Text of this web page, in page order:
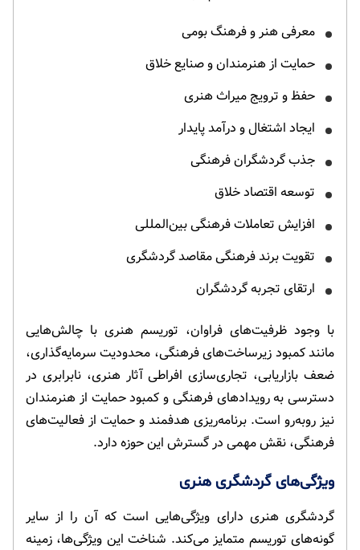
معرفی هنر و فرهنگ بومی
حمایت از هنرمندان و صنایع خلاق
حفظ و ترویج میراث هنری
ایجاد اشتغال و درآمد پایدار
جذب گردشگران فرهنگی
توسعه اقتصاد خلاق
افزایش تعاملات فرهنگی بین‌المللی
تقویت برند فرهنگی مقاصد گردشگری
ارتقای تجربه گردشگران
با وجود ظرفیت‌های فراوان، توریسم هنری با چالش‌هایی
مانند کمبود زیرساخت‌های فرهنگی، محدودیت سرمایه‌گذاری،
ضعف بازاریابی، تجاری‌سازی افراطی آثار هنری، نابرابری در
دسترسی به رویدادهای فرهنگی و کمبود حمایت از هنرمندان
نیز روبه‌رو است. برنامه‌ریزی هدفمند و حمایت از فعالیت‌های
فرهنگی، نقش مهمی در گسترش این حوزه دارد.
ویژگی‌های گردشگری هنری
گردشگری هنری دارای ویژگی‌هایی است که آن را از سایر
گونه‌های توریسم متمایز می‌کند. شناخت این ویژگی‌ها، زمینه